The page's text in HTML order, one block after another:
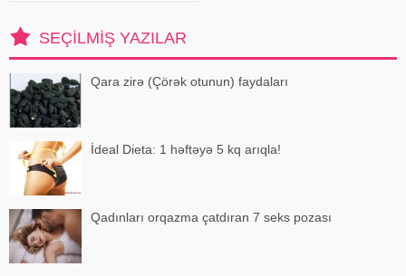
SEÇILMIŞ YAZILAR
Qara zirə (Çörək otunun) faydaları
İdeal Dieta: 1 həftəyə 5 kq arıqla!
Qadınları orqazma çatdıran 7 seks pozası